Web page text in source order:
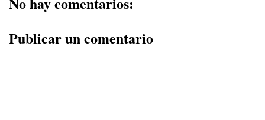
Publicar un comentario